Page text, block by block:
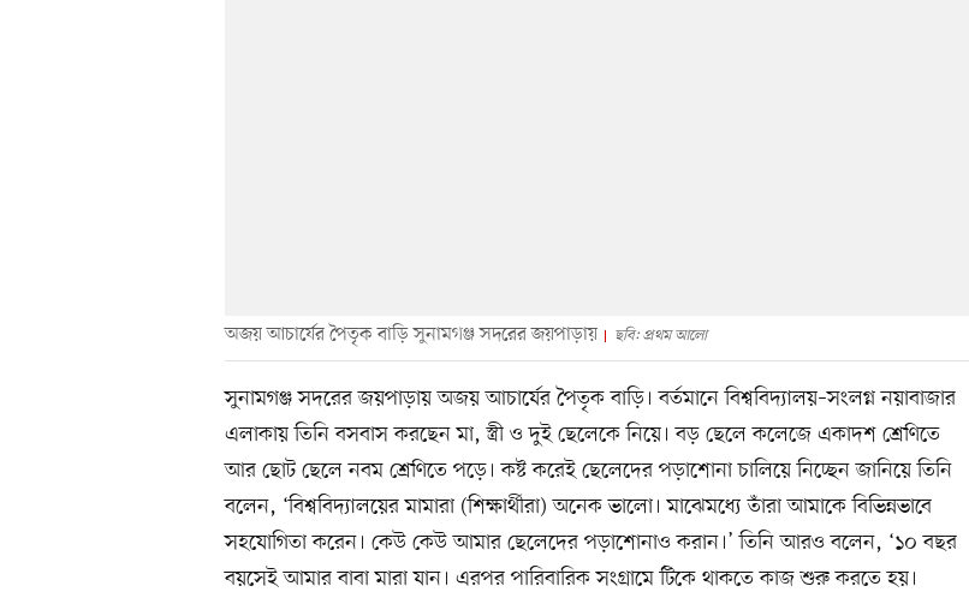
অজয় আচার্যের পৈতৃক বাড়ি সুনামগঞ্জ সদরের জয়পাড়ায় ছবি: প্রথম আলো
সুনামগঞ্জ সদরের জয়পাড়ায় অজয় আচার্যের পৈতৃক বাড়ি। বর্তমানে বিশ্ববিদ্যালয়–সংলগ্ন নয়াবাজার
এলাকায় তিনি বসবাস করছেন মা, স্ত্রী ও দুই ছেলেকে নিয়ে। বড় ছেলে কলেজে একাদশ শ্রেণিতে
আর ছোট ছেলে নবম শ্রেণিতে পড়ে। কষ্ট করেই ছেলেদের পড়াশোনা চালিয়ে নিচ্ছেন জানিয়ে তিনি
বলেন, ‘বিশ্ববিদ্যালয়ের মামারা (শিক্ষার্থীরা) অনেক ভালো। মাঝেমধ্যে তাঁরা আমাকে বিভিন্নভাবে
সহযোগিতা করেন। কেউ কেউ আমার ছেলেদের পড়াশোনাও করান।’ তিনি আরও বলেন, ‘১০ বছর
বয়সেই আমার বাবা মারা যান। এরপর পারিবারিক সংগ্রামে টিকে থাকতে কাজ শুরু করতে হয়।